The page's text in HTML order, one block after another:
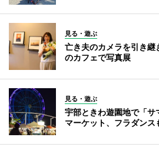
見る・遊ぶ
亡き夫のカメラを引き
のカフェで写真展
見る・遊ぶ
宇部ときわ遊園地で「サ
マーケット、フラダンス